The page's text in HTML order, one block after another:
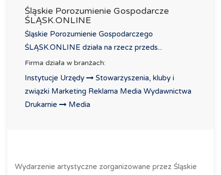
Śląskie Porozumienie Gospodarcze
ŚLĄSK.ONLINE
Śląskie Porozumienie Gospodarczego
ŚLĄSK.ONLINE działa na rzecz przeds...
Firma działa w branżach:
Instytucje Urzędy
Stowarzyszenia, kluby i
związki Marketing Reklama Media Wydawnictwa
Drukarnie
Media
Wydarzenie artystyczne zorganizowane przez Śląskie